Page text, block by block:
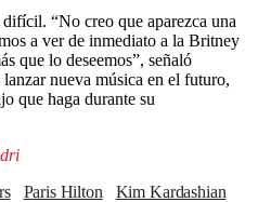
“No creo que aparezca una
a ver de inmediato a la Britney
que lo deseemos”, señaló
nueva música en el futuro,
que haga durante su
Paris Hilton
Kim Kardashian